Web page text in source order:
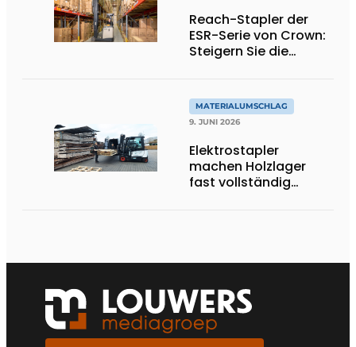
Reach-Stapler der
ESR-Serie von Crown:
Steigern Sie die
MATERIALUMSCHLAG
9. JUNI 2026
Elektrostapler
machen Holzlager
fast vollständig